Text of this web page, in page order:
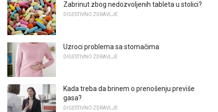
Zabrinut zbog nedozvoljenih tableta u stolici?
DIGESTIVNO ZDRAVLJE
Uzroci problema sa stomačima
DIGESTIVNO ZDRAVLJE
Kada treba da brinem o prenošenju previše
gasa?
DIGESTIVNO ZDRAVLJE